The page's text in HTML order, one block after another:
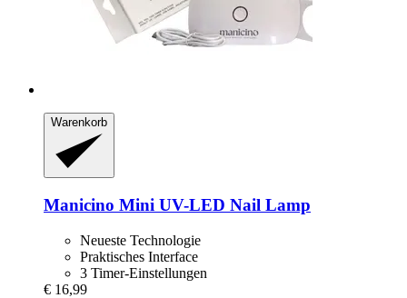
Warenkorb
Manicino Mini UV-​LED Nail Lamp
Neueste Technologie
Praktisches Interface
3 Timer-Einstellungen
€ 16,99